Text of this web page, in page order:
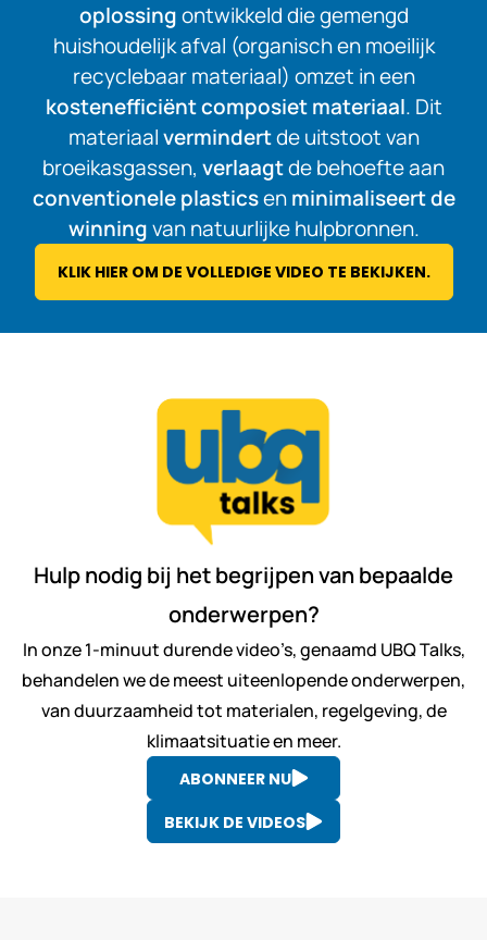
oplossingontwikkeld die gemengd
huishoudelijk afval (organisch en moeilijk
recyclebaar materiaal) omzet in een
kostenefficiënt composiet materiaal. Dit
materiaalvermindertde uitstoot van
broeikasgassen, verlaagtde behoefte aan
conventionele plasticsenminimaliseert de
winningvan natuurlijke hulpbronnen.
KLIK HIER OM DE VOLLEDIGE VIDEO TE BEKIJKEN.
Hulp nodig bij het begrijpen van bepaalde
onderwerpen?
In onze 1-minuut durende video’s, genaamd UBQ Talks,
behandelen we de meest uiteenlopende onderwerpen,
van duurzaamheid tot materialen, regelgeving, de
klimaatsituatie en meer.
ABONNEER NU
BEKIJK DE VIDEOS